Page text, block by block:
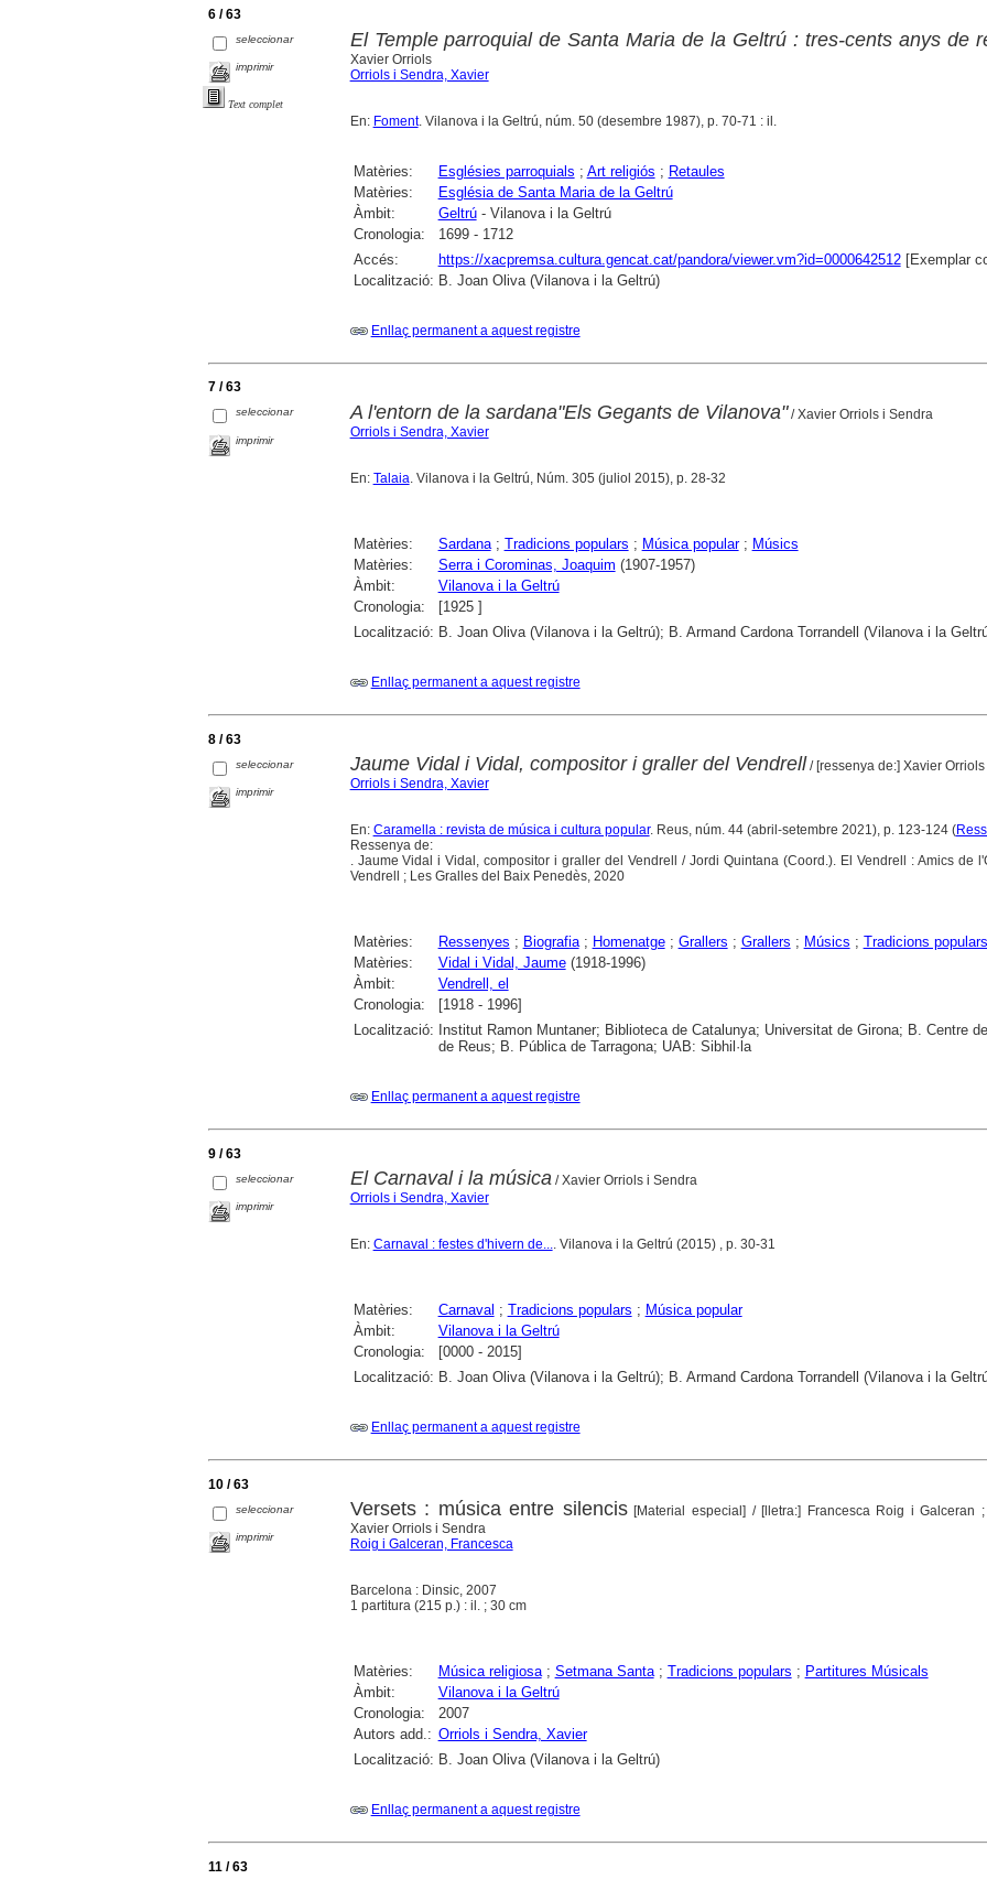
6 / 63
seleccionar
imprimir
Text complet
El Temple parroquial de Santa Maria de la Geltrú : tres-cents anys de
Xavier Orriols
Orriols i Sendra, Xavier
En: Foment. Vilanova i la Geltrú, núm. 50 (desembre 1987), p. 70-71 : il.
Matèries: Esglésies parroquials ; Art religiós ; Retaules
Matèries:
Església de Santa Maria de la Geltrú
Àmbit:
Geltrú- Vilanova i la Geltrú
Cronologia:
1699 - 1712
Accés:
https://xacpremsa.cultura.gencat.cat/pandora/viewer.vm?id=0000642512[Exemplar
Localització: B. Joan Oliva (Vilanova i la Geltrú)
Enllaç permanent a aquest registre
7 / 63
seleccionar
imprimir
A l'entorn de la sardana"Els Gegants de Vilanova"/ Xavier Orriols i Sendra
Orriols i Sendra, Xavier
En: Talaia . Vilanova i la Geltrú, Núm. 305 (juliol 2015), p. 28-32
Matèries: Sardana; Tradicions populars ; Música popular; Músics
Matèries:
Serra i Corominas, Joaquim (1907-1957)
Àmbit:
Vilanova i la Geltrú
Cronologia:
[1925 ]
Localització: B. Joan Oliva (Vilanova i la Geltrú); B. Armand Cardona Torrandell (Vilanova i la
Enllaç permanent a aquest registre
8 / 63
seleccionar
imprimir
Jaume Vidal i Vidal, compositor i graller del Vendrell/ [ressenya de:] Xavier
Orriols i Sendra, Xavier
En: Caramella : revista de música i cultura popular. Reus, núm. 44 (abril-setembre 2021), p. 123-124 (
Ressenya de:
. Jaume Vidal i Vidal, compositor i graller del Vendrell / Jordi Quintana (Coord.). El Vendrell : Amics de
Vendrell ; Les Gralles del Baix Penedès, 2020
Matèries: Ressenyes ; Biografia; Homenatge; Grallers ; Grallers ; Músics ; Tradicions populars
Matèries:
Vidal i Vidal, Jaume(1918-1996)
Àmbit:
Vendrell, el
Cronologia:
[1918 - 1996]
Localització: Institut Ramon Muntaner; Biblioteca de Catalunya; Universitat de Girona; B. Centre
de Reus; B. Pública de Tarragona; UAB: Sibhil·la
Enllaç permanent a aquest registre
9 / 63
seleccionar
imprimir
El Carnaval i la música/ Xavier Orriols i Sendra
Orriols i Sendra, Xavier
En: Carnaval : festes d'hivern de.... Vilanova i la Geltrú (2015) , p. 30-31
Matèries: Carnaval ; Tradicions populars ; Música popular
Àmbit:
Vilanova i la Geltrú
Cronologia:
[0000 - 2015]
Localització: B. Joan Oliva (Vilanova i la Geltrú); B. Armand Cardona Torrandell (Vilanova i la
Enllaç permanent a aquest registre
10 / 63
seleccionar
imprimir
Versets : música entre silencis[Material especial] / [lletra:] Francesca Roig i Galceran ;
Xavier Orriols i Sendra
Roig i Galceran, Francesca
Barcelona : Dinsic, 2007
1 partitura (215 p.) : il. ; 30 cm
Matèries: Música religiosa; Setmana Santa; Tradicions populars ; Partitures Músicals
Àmbit:
Vilanova i la Geltrú
Cronologia:
2007
Autors add.: Orriols i Sendra, Xavier
Localització: B. Joan Oliva (Vilanova i la Geltrú)
Enllaç permanent a aquest registre
11 / 63